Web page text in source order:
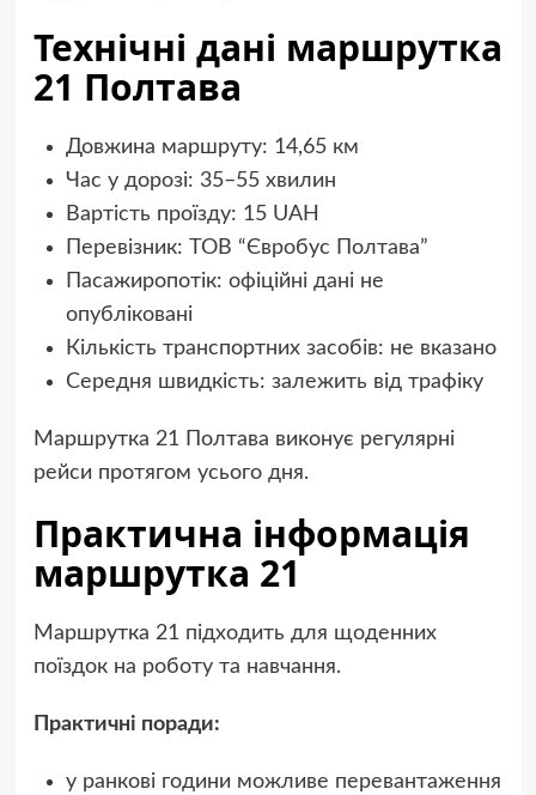
Технічні дані маршрутка
21 Полтава
Довжина маршруту: 14,65 км
Час у дорозі: 35–55 хвилин
Вартість проїзду: 15 UAH
Перевізник: ТОВ “Євробус Полтава”
Пасажиропотік: офіційні дані не
опубліковані
Кількість транспортних засобів: не вказано
Середня швидкість: залежить від трафіку
Маршрутка 21 Полтава виконує регулярні
рейси протягом усього дня.
Практична інформація
маршрутка 21
Маршрутка 21 підходить для щоденних
поїздок на роботу та навчання.
Практичні поради:
у ранкові години можливе перевантаження